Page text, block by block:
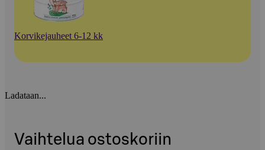
Korvikejauheet 6-12 kk
Ladataan...
Vaihtelua ostoskoriin